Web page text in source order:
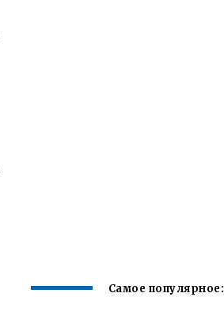
Самое популярное: